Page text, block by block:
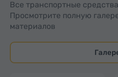
Все транспортные
Просмотрите полную
материалов